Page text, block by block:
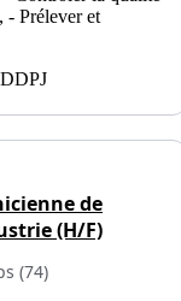
- Prélever et
de
(H/F)
(74)